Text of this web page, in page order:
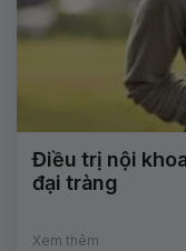
Điều trị nội
đại tràng
Xem thêm